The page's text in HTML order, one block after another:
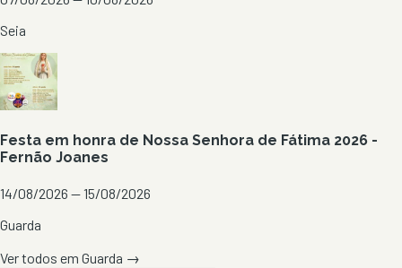
Seia
Festa em honra de Nossa Senhora de Fátima 2026 -
Fernão Joanes
14/08/2026 — 15/08/2026
Guarda
Ver todos em Guarda →